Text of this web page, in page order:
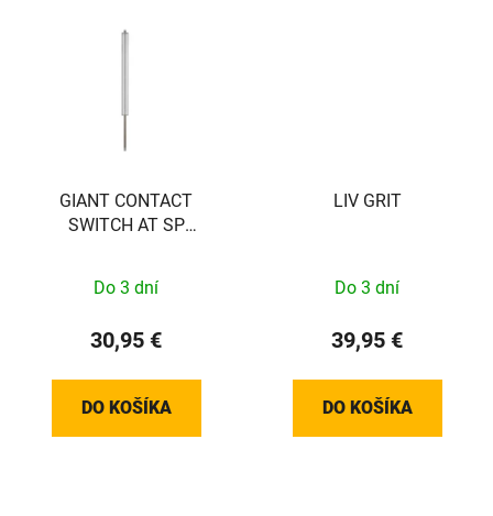
GIANT CONTACT
SWITCH AT SP
Do 3 dní
30,95 €
DO KOŠÍKA
LIV GRIT
Do 3 dní
39,95 €
DO KOŠÍKA